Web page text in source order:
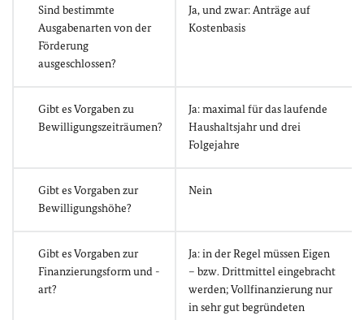
Sind bestimmte
Ausgabenarten von der
Förderung
ausgeschlossen?
Ja, und zwar: Anträge auf
Kostenbasis
Gibt es Vorgaben zu
Bewilligungszeiträumen?
Ja: maximal für das laufende
Haushaltsjahr und drei
Folgejahre
Gibt es Vorgaben zur
Bewilligungshöhe?
Nein
Gibt es Vorgaben zur
Finanzierungsform und -
art?
Ja: in der Regel müssen Eigen
– bzw. Drittmittel eingebracht
werden; Vollfinanzierung nur
in sehr gut begründeten